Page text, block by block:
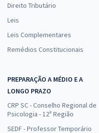
Direito Tributário
Leis
Leis Complementares
Remédios Constitucionais
PREPARAÇÃO A MÉDIO E A
LONGO PRAZO
CRP SC - Conselho Regional de
Psicologia - 12ª Região
SEDF - Professor Temporário